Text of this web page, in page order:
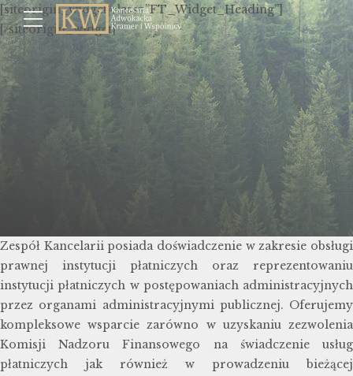
[siteorigin_widget class=”FT_Widget_Heading”]
[/siteorigin_widget]
Zespół Kancelarii posiada doświadczenie w zakresie obsługi
prawnej instytucji płatniczych oraz reprezentowaniu
instytucji płatniczych w postępowaniach administracyjnych
przez organami administracyjnymi publicznej. Oferujemy
kompleksowe wsparcie zarówno w uzyskaniu zezwolenia
Komisji Nadzoru Finansowego na świadczenie usług
płatniczych jak również w prowadzeniu bieżącej